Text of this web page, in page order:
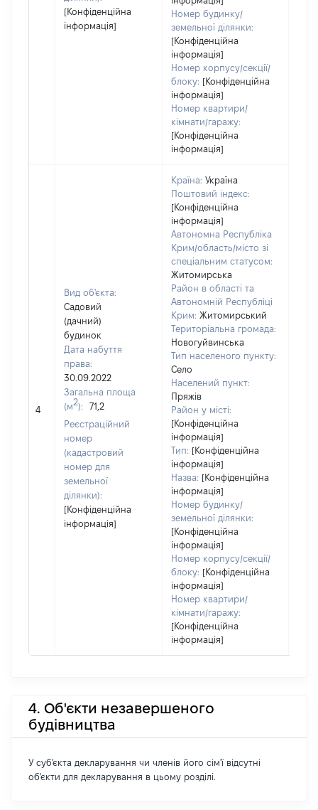
[Конфіденційна
інформація]
Номер будинку/
земельної ділянки:
[Конфіденційна
інформація]
Номер корпусу/секції/
блоку: [Конфіденційна
інформація]
Номер квартири/
кімнати/гаражу:
[Конфіденційна
інформація]
4
Вид об'єкта:
Садовий
(дачний)
будинок
Дата набуття
права:
30.09.2022
Загальна площа
(м2):
71,2
Реєстраційний
номер
(кадастровий
номер для
земельної
ділянки):
[Конфіденційна
інформація]
Країна: Україна
Поштовий індекс:
[Конфіденційна
інформація]
Автономна Республіка
Крим/область/місто зі
спеціальним статусом:
Житомирська
Район в області та
Автономній Республіці
Крим: Житомирський
Територіальна громада:
Новогуйвинська
Тип населеного пункту:
Село
Населений пункт:
Пряжів
Район у місті:
[Конфіденційна
інформація]
Тип: [Конфіденційна
інформація]
Назва: [Конфіденційна
інформація]
Номер будинку/
земельної ділянки:
[Конфіденційна
інформація]
Номер корпусу/секції/
блоку: [Конфіденційна
інформація]
Номер квартири/
кімнати/гаражу:
[Конфіденційна
інформація]
4. Об'єкти незавершеного
будівництва
У суб'єкта декларування чи членів його сім'ї відсутні
об'єкти для декларування в цьому розділі.